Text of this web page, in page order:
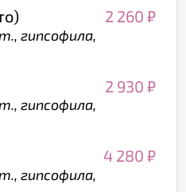
2 260 ₽
гипсофила,
2 930 ₽
гипсофила,
4 280 ₽
гипсофила,